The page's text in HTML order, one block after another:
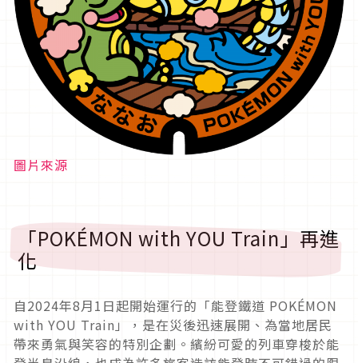
圖片來源
「POKÉMON with YOU Train」再進
化
自2024年8月1日起開始運行的「能登鐵道 POKÉMON
with YOU Train」，是在災後迅速展開、為當地居民
帶來勇氣與笑容的特別企劃。繽紛可愛的列車穿梭於能